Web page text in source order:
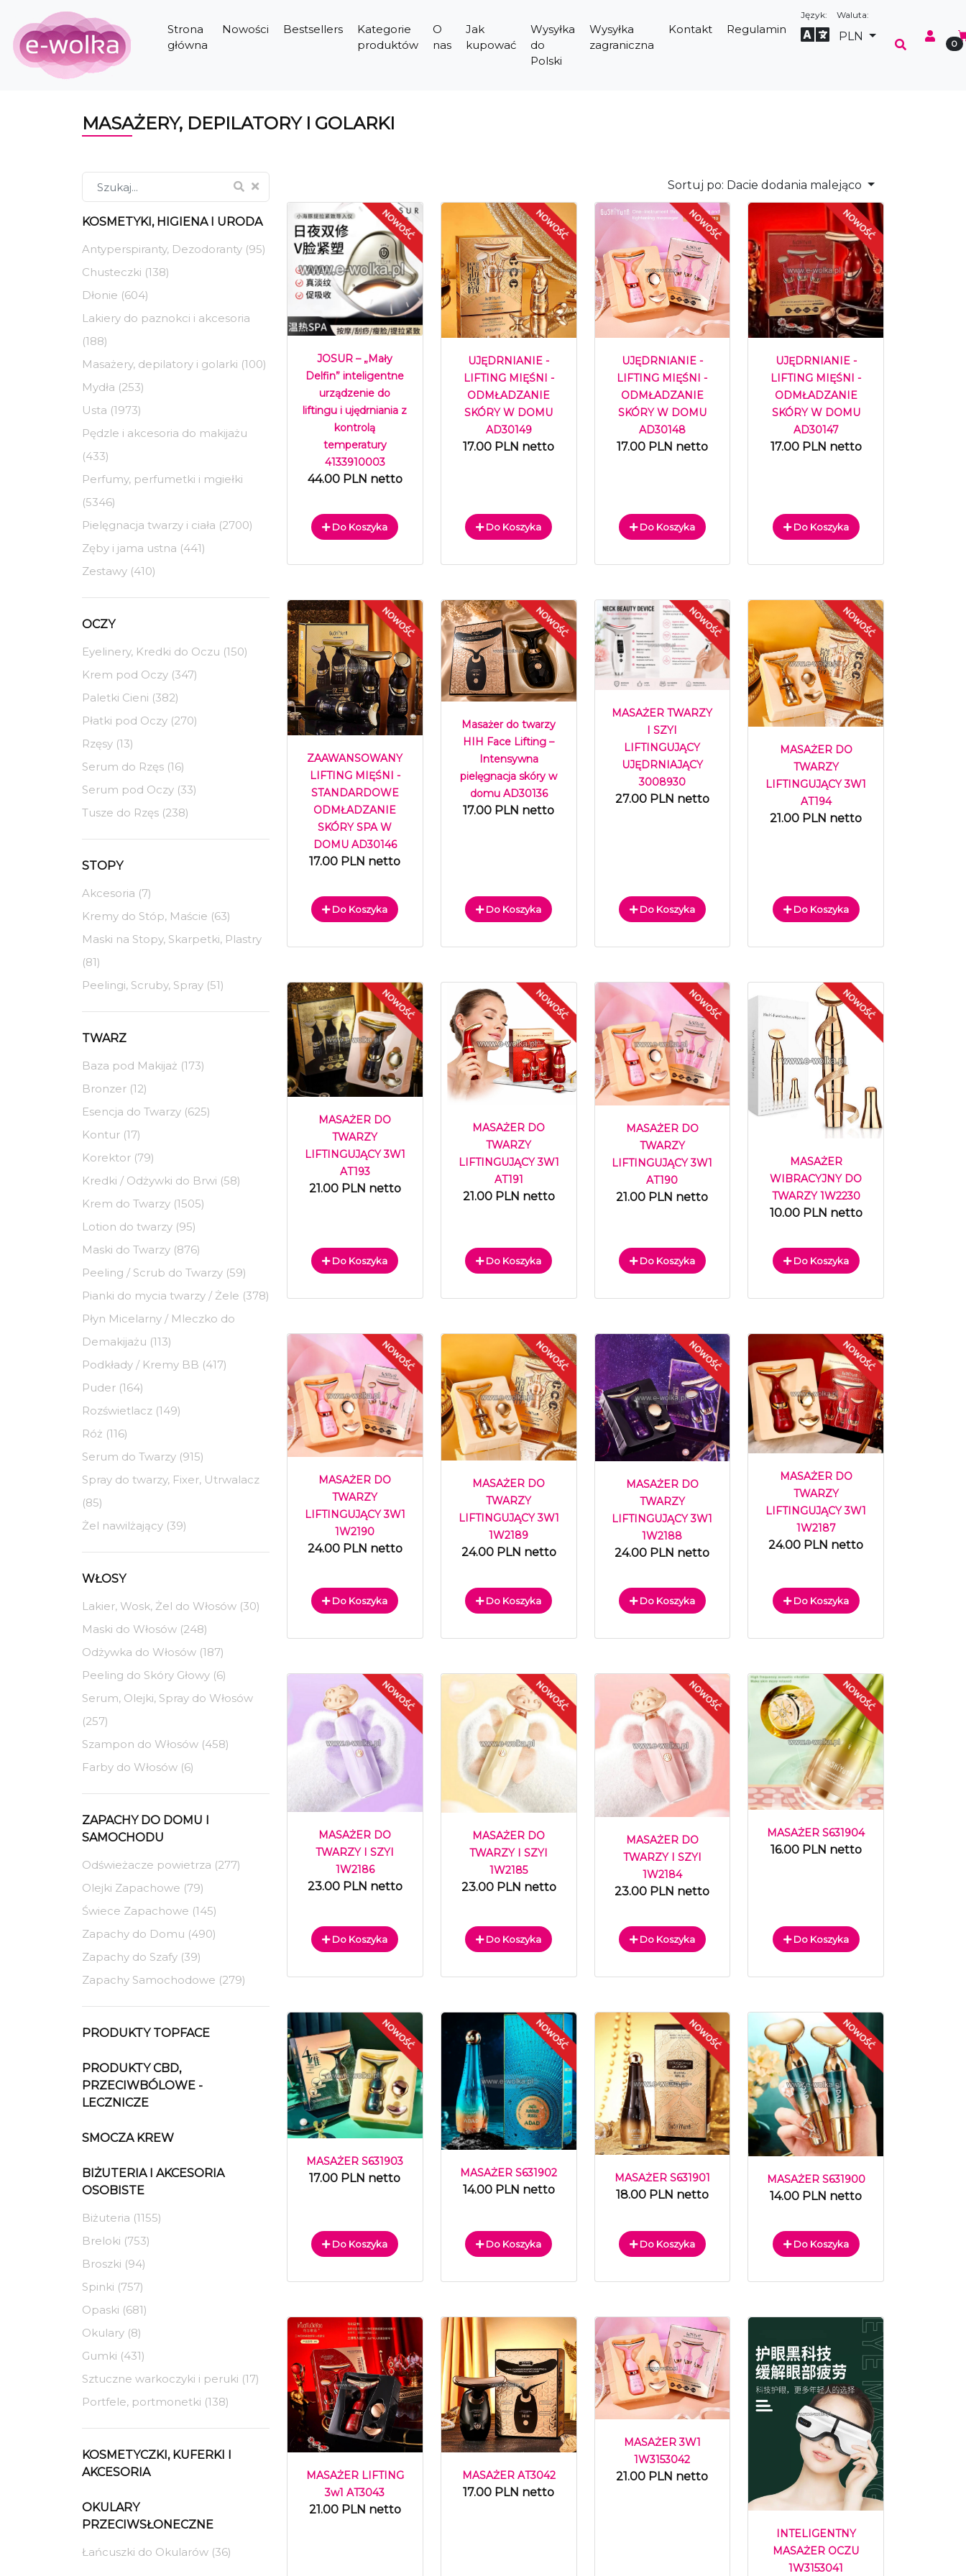
Strona
główna
Nowości Bestsellers
Kategorie
produktów
O
nas
Jak
kupować
Wysyłka
do
Polski
Wysyłka
zagraniczna
Kontakt Regulamin
Język:
Select Language
Waluta:
PLN
0
MASAŻERY, DEPILATORY I GOLARKI
Sortuj po: Dacie dodania malejąco
KOSMETYKI, HIGIENA I URODA
Antyperspiranty, Dezodoranty (95)
Chusteczki (138)
Dłonie (604)
Lakiery do paznokci i akcesoria
(188)
Masażery, depilatory i golarki (100)
Mydła (253)
Usta (1973)
Pędzle i akcesoria do makijażu
(433)
Perfumy, perfumetki i mgiełki
(5346)
Pielęgnacja twarzy i ciała (2700)
Zęby i jama ustna (441)
Zestawy (410)
OCZY
Eyelinery, Kredki do Oczu (150)
Krem pod Oczy (347)
Paletki Cieni (382)
Płatki pod Oczy (270)
Rzęsy (13)
Serum do Rzęs (16)
Serum pod Oczy (33)
Tusze do Rzęs (238)
STOPY
Akcesoria (7)
Kremy do Stóp, Maście (63)
Maski na Stopy, Skarpetki, Plastry
(81)
Peelingi, Scruby, Spray (51)
TWARZ
Baza pod Makijaż (173)
Bronzer (12)
Esencja do Twarzy (625)
Kontur (17)
Korektor (79)
Kredki / Odżywki do Brwi (58)
Krem do Twarzy (1505)
Lotion do twarzy (95)
Maski do Twarzy (876)
Peeling / Scrub do Twarzy (59)
Pianki do mycia twarzy / Żele (378)
Płyn Micelarny / Mleczko do
Demakijażu (113)
Podkłady / Kremy BB (417)
Puder (164)
Rozświetlacz (149)
Róż (116)
Serum do Twarzy (915)
Spray do twarzy, Fixer, Utrwalacz
(85)
Żel nawilżający (39)
WŁOSY
Lakier, Wosk, Żel do Włosów (30)
Maski do Włosów (248)
Odżywka do Włosów (187)
Peeling do Skóry Głowy (6)
Serum, Olejki, Spray do Włosów
(257)
Szampon do Włosów (458)
Farby do Włosów (6)
ZAPACHY DO DOMU I
SAMOCHODU
Odświeżacze powietrza (277)
Olejki Zapachowe (79)
Świece Zapachowe (145)
Zapachy do Domu (490)
Zapachy do Szafy (39)
Zapachy Samochodowe (279)
PRODUKTY TOPFACE
PRODUKTY CBD,
PRZECIWBÓLOWE -
LECZNICZE
SMOCZA KREW
BIŻUTERIA I AKCESORIA
OSOBISTE
Biżuteria (1155)
Breloki (753)
Broszki (94)
Spinki (757)
Opaski (681)
Okulary (8)
Gumki (431)
Sztuczne warkoczyki i peruki (17)
Portfele, portmonetki (138)
KOSMETYCZKI, KUFERKI I
AKCESORIA
OKULARY
PRZECIWSŁONECZNE
Łańcuszki do Okularów (36)
JOSUR – „Mały
Delfin” inteligentne
urządzenie do
liftingu i ujędrniania z
kontrolą
temperatury
4133910003
44.00 PLN netto
Do Koszyka
UJĘDRNIANIE -
LIFTING MIĘŚNI -
ODMŁADZANIE
SKÓRY W DOMU
AD30149
17.00 PLN netto
Do Koszyka
UJĘDRNIANIE -
LIFTING MIĘŚNI -
ODMŁADZANIE
SKÓRY W DOMU
AD30148
17.00 PLN netto
Do Koszyka
UJĘDRNIANIE -
LIFTING MIĘŚNI -
ODMŁADZANIE
SKÓRY W DOMU
AD30147
17.00 PLN netto
Do Koszyka
ZAAWANSOWANY
LIFTING MIĘŚNI -
STANDARDOWE
ODMŁADZANIE
SKÓRY SPA W
DOMU AD30146
17.00 PLN netto
Do Koszyka
Masażer do twarzy
HIH Face Lifting –
Intensywna
pielęgnacja skóry w
domu AD30136
17.00 PLN netto
Do Koszyka
MASAŻER TWARZY
I SZYI
LIFTINGUJĄCY
UJĘDRNIAJĄCY
3008930
27.00 PLN netto
Do Koszyka
MASAŻER DO
TWARZY
LIFTINGUJĄCY 3W1
AT194
21.00 PLN netto
Do Koszyka
MASAŻER DO
TWARZY
LIFTINGUJĄCY 3W1
AT193
21.00 PLN netto
Do Koszyka
MASAŻER DO
TWARZY
LIFTINGUJĄCY 3W1
AT191
21.00 PLN netto
Do Koszyka
MASAŻER DO
TWARZY
LIFTINGUJĄCY 3W1
AT190
21.00 PLN netto
Do Koszyka
MASAŻER
WIBRACYJNY DO
TWARZY 1W2230
10.00 PLN netto
Do Koszyka
MASAŻER DO
TWARZY
LIFTINGUJĄCY 3W1
1W2190
24.00 PLN netto
Do Koszyka
MASAŻER DO
TWARZY
LIFTINGUJĄCY 3W1
1W2189
24.00 PLN netto
Do Koszyka
MASAŻER DO
TWARZY
LIFTINGUJĄCY 3W1
1W2188
24.00 PLN netto
Do Koszyka
MASAŻER DO
TWARZY
LIFTINGUJĄCY 3W1
1W2187
24.00 PLN netto
Do Koszyka
MASAŻER DO
TWARZY I SZYI
1W2186
23.00 PLN netto
Do Koszyka
MASAŻER DO
TWARZY I SZYI
1W2185
23.00 PLN netto
Do Koszyka
MASAŻER DO
TWARZY I SZYI
1W2184
23.00 PLN netto
Do Koszyka
MASAŻER S631904
16.00 PLN netto
Do Koszyka
MASAŻER S631903
17.00 PLN netto
Do Koszyka
MASAŻER S631902
14.00 PLN netto
Do Koszyka
MASAŻER S631901
18.00 PLN netto
Do Koszyka
MASAŻER S631900
14.00 PLN netto
Do Koszyka
MASAŻER LIFTING
3w1 AT3043
21.00 PLN netto
MASAŻER AT3042
17.00 PLN netto
MASAŻER 3W1
1W3153042
21.00 PLN netto
INTELIGENTNY
MASAŻER OCZU
1W3153041